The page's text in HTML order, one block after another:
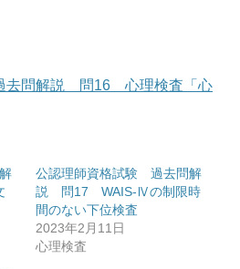
去問解説 問16 心理検査「心
公認理師資格試験 過去問解
説 問17 WAIS-Ⅳの制限時
間のない下位検査
2023年2月11日
心理検査